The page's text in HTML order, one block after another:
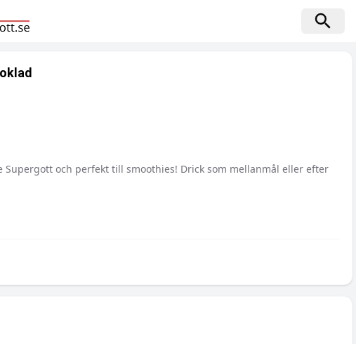
och perfekt till smoothies! Drick som mellanmål eller efter